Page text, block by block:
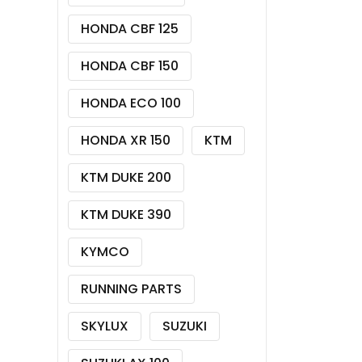
HONDA CBF 125
HONDA CBF 150
HONDA ECO 100
HONDA XR 150
KTM
KTM DUKE 200
KTM DUKE 390
KYMCO
RUNNING PARTS
SKYLUX
SUZUKI